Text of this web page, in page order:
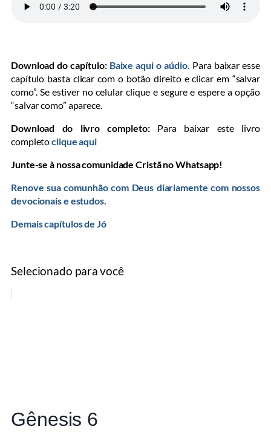
Download do capítulo: Baixe aqui o aúdio. Para baixar esse
capítulo basta clicar com o botão direito e clicar em “salvar
como”. Se estiver no celular clique e segure e espere a opção
“salvar como” aparece.
Download do livro completo: Para baixar este livro
completoclique aqui
Junte-se à nossa comunidade Cristã no Whatsapp!
Renove sua comunhão com Deus diariamente com nossos
devocionais e estudos.
Demais capítulos de Jó
Selecionado para você
Gênesis 6